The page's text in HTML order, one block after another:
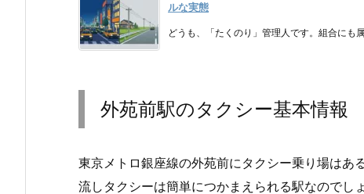
ルな実態
どうも、「たくのり」管理人です。組合にも
外苑前駅のタクシー基本情報
東京メトロ銀座線の外苑前にタクシー乗り場はあ
流しタクシーは簡単につかまえられる駅なのでし